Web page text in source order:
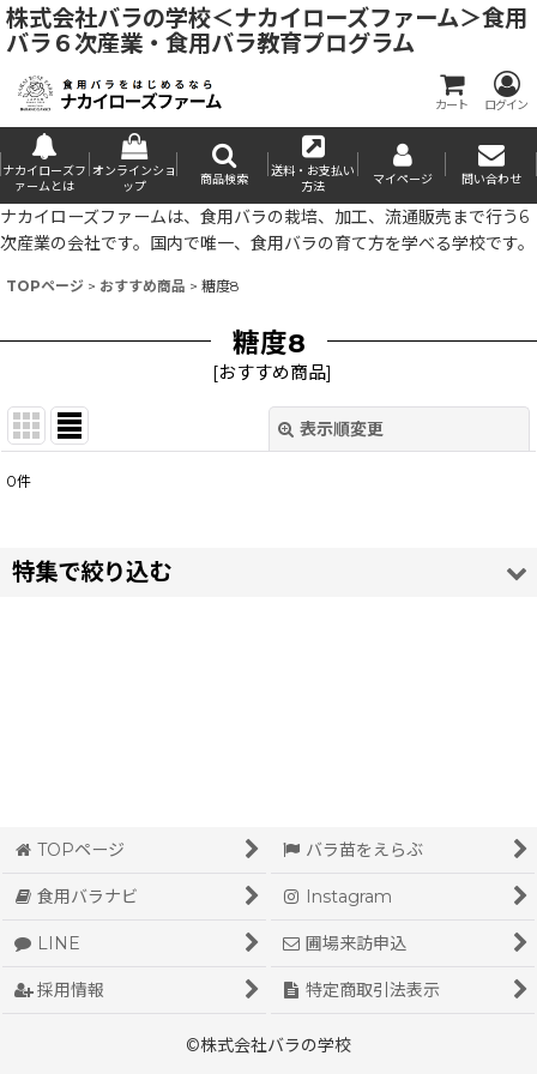
株式会社バラの学校＜ナカイローズファーム＞食用
バラ６次産業・食用バラ教育プログラム
カート ログイン
ナカイローズフ
ァームとは
オンラインショ
ップ
商品検索
送料・お支払い
方法
マイページ 問い合わせ
ナカイローズファームは、食用バラの栽培、加工、流通販売まで行う6
次産業の会社です。国内で唯一、食用バラの育て方を学べる学校です。
TOPページ > おすすめ商品 > 糖度8
糖度8
[おすすめ商品]
表示順変更
並び順:
0件
特集で絞り込む
大輪の薔薇
中輪の薔薇
小輪でたくさん咲く薔薇
赤い花びら
TOPページ バラ苗をえらぶ
食用バラナビ Instagram
LINE 圃場来訪申込
採用情報 特定商取引法表示
©株式会社バラの学校